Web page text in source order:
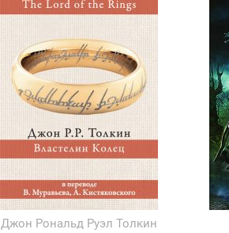
Джон Рональд Руэл Толкин